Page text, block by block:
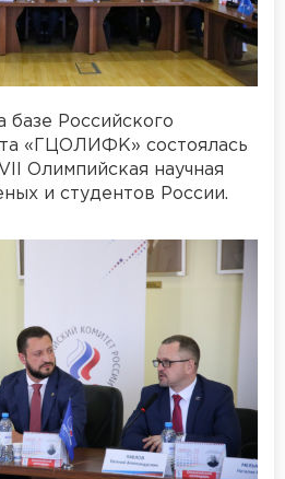
Российского
«ГЦОЛИФК» состоялась
Олимпийская научная
и студентов России.